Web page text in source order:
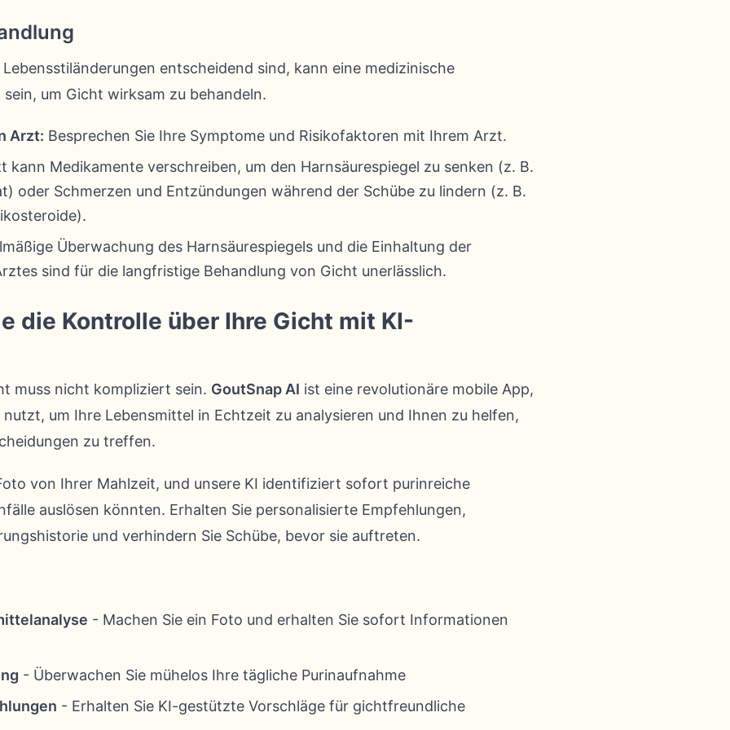
entscheidend sind, kann eine medizinische
um Gicht wirksam zu behandeln.
Arzt: Besprechen Sie Ihre Symptome und Risikofaktoren mit Ihrem Arzt.
kann Medikamente verschreiben, um den Harnsäurespiegel zu senken (z. B.
oder Schmerzen und Entzündungen während der Schübe zu lindern (z. B.
Überwachung des Harnsäurespiegels und die Einhaltung der
sind für die langfristige Behandlung von Gicht unerlässlich.
die Kontrolle über Ihre Gicht mit KI-
muss nicht kompliziert sein. GoutSnap AI ist eine revolutionäre mobile App,
um Ihre Lebensmittel in Echtzeit zu analysieren und Ihnen zu helfen,
zu treffen.
von Ihrer Mahlzeit, und unsere KI identifiziert sofort purinreiche
auslösen könnten. Erhalten Sie personalisierte Empfehlungen,
und verhindern Sie Schübe, bevor sie auftreten.
- Machen Sie ein Foto und erhalten Sie sofort Informationen
- Überwachen Sie mühelos Ihre tägliche Purinaufnahme
- Erhalten Sie KI-gestützte Vorschläge für gichtfreundliche